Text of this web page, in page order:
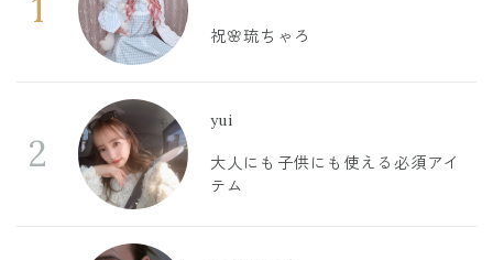
1
祝🌸琉ちゃろ
2
yui
大人にも子供にも使える必須アイ
テム